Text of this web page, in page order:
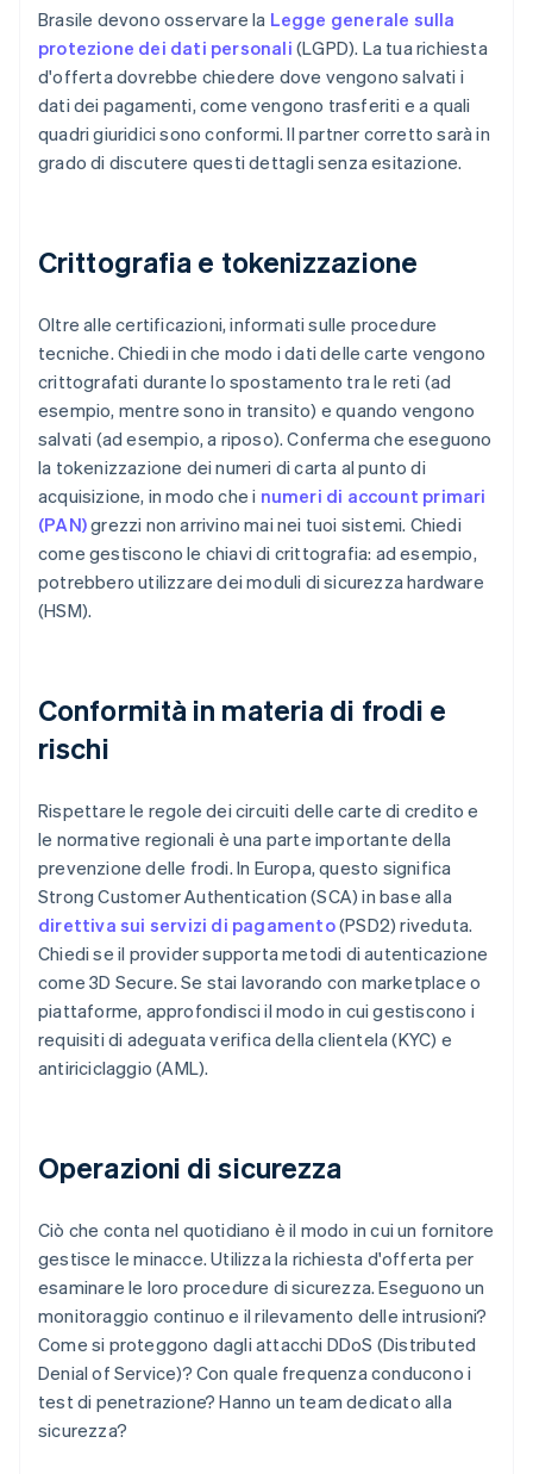
Brasile devono osservare la Legge generale sulla
protezione dei dati personali (LGPD). La tua richiesta
d'offerta dovrebbe chiedere dove vengono salvati i
dati dei pagamenti, come vengono trasferiti e a quali
quadri giuridici sono conformi. Il partner corretto sarà in
grado di discutere questi dettagli senza esitazione.
Crittografia e tokenizzazione
Oltre alle certificazioni, informati sulle procedure
tecniche. Chiedi in che modo i dati delle carte vengono
crittografati durante lo spostamento tra le reti (ad
esempio, mentre sono in transito) e quando vengono
salvati (ad esempio, a riposo). Conferma che eseguono
la tokenizzazione dei numeri di carta al punto di
acquisizione, in modo che i numeri di account primari
(PAN)grezzi non arrivino mai nei tuoi sistemi. Chiedi
come gestiscono le chiavi di crittografia: ad esempio,
potrebbero utilizzare dei moduli di sicurezza hardware
(HSM).
Conformità in materia di frodi e
rischi
Rispettare le regole dei circuiti delle carte di credito e
le normative regionali è una parte importante della
prevenzione delle frodi. In Europa, questo significa
Strong Customer Authentication (SCA) in base alla
direttiva sui servizi di pagamento(PSD2) riveduta.
Chiedi se il provider supporta metodi di autenticazione
come 3D Secure. Se stai lavorando con marketplace o
piattaforme, approfondisci il modo in cui gestiscono i
requisiti di adeguata verifica della clientela (KYC) e
antiriciclaggio (AML).
Operazioni di sicurezza
Ciò che conta nel quotidiano è il modo in cui un fornitore
gestisce le minacce. Utilizza la richiesta d'offerta per
esaminare le loro procedure di sicurezza. Eseguono un
monitoraggio continuo e il rilevamento delle intrusioni?
Come si proteggono dagli attacchi DDoS (Distributed
Denial of Service)? Con quale frequenza conducono i
test di penetrazione? Hanno un team dedicato alla
sicurezza?